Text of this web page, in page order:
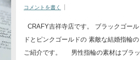
コメントを書く
CRAFY吉祥寺店です。 ブラックゴール
ドとピンクゴールドの 素敵な結婚指輪の
ご紹介です。 男性指輪の素材はブラッ